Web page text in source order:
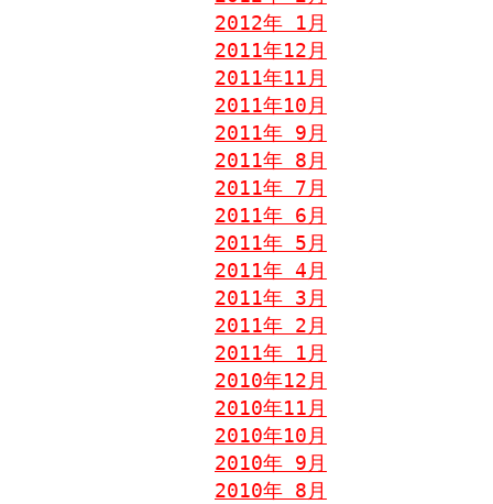
2012年 1月
2011年12月
2011年11月
2011年10月
2011年 9月
2011年 8月
2011年 7月
2011年 6月
2011年 5月
2011年 4月
2011年 3月
2011年 2月
2011年 1月
2010年12月
2010年11月
2010年10月
2010年 9月
2010年 8月